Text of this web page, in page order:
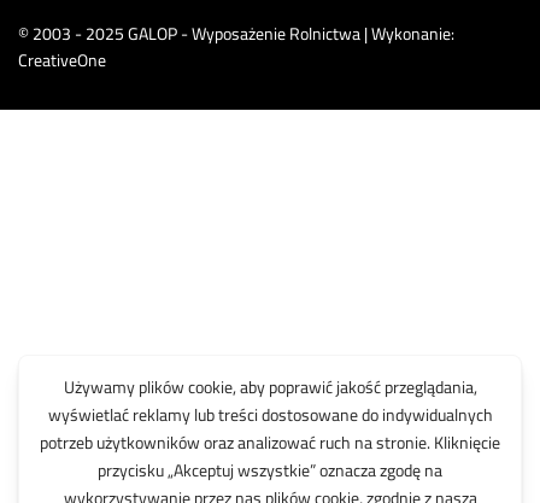
© 2003 - 2025 GALOP - Wyposażenie Rolnictwa | Wykonanie:
CreativeOne